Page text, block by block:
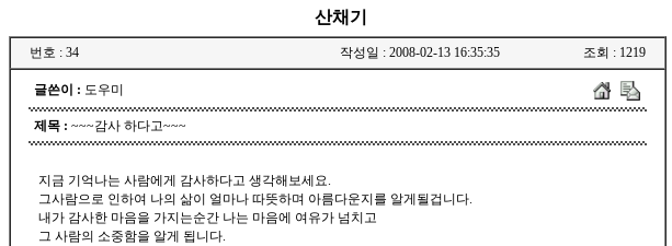
산채기
번호 : 34 작성일 : 2008-02-13 16:35:35 조회 : 1219
글쓴이 : 도우미
제목 : ~~~감사 하다고~~~
지금 기억나는 사람에게 감사하다고 생각해보세요.
그사람으로 인하여 나의 삶이 얼마나 따뜻하며 아름다운지를 알게될겁니다.
내가 감사한 마음을 가지는순간 나는 마음에 여유가 넘치고
그 사람의 소중함을 알게 됩니다.